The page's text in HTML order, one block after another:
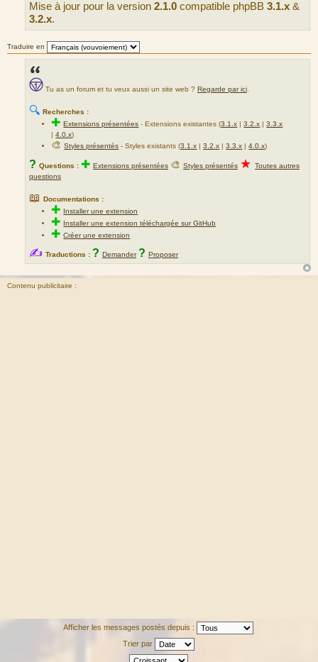
Mise à jour pour la version 2.1.0 compatible phpBB 3.1.x &
3.2.x.
Traduire en
Tu as un forum et tu veux aussi un site web ? Regarde par ici.
🔍 Recherches :
✚Extensions présentées - Extensions existantes (3.1.x |3.2.x |3.3.x
|4.0.x)
🎨Styles présentés - Styles existants (3.1.x |3.2.x |3.3.x |4.0.x)
? Questions : ✚ Extensions présentées 🎨 Styles présentés ★ Toutes autres
questions
📖 Documentations :
✚ Installer une extension
✚ Installer une extension téléchargée sur GitHub
✚Créer une extension
✍ Traductions : ? Demander ? Proposer
Contenu publicitaire :
Afficher les messages postés depuis :
Trier par